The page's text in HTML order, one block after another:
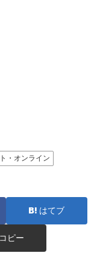
・オンライン
はてブ
コピー